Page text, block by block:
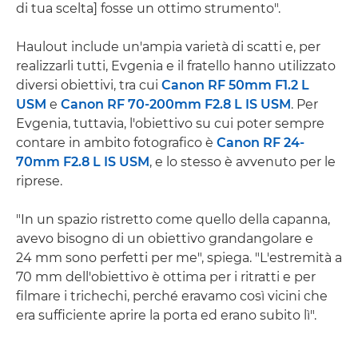
di tua scelta] fosse un ottimo strumento".
Haulout include un'ampia varietà di scatti e, per
realizzarli tutti, Evgenia e il fratello hanno utilizzato
diversi obiettivi, tra cui Canon RF 50mm F1.2 L
USM e Canon RF 70-200mm F2.8 L IS USM . Per
Evgenia, tuttavia, l'obiettivo su cui poter sempre
contare in ambito fotografico è Canon RF 24-
70mm F2.8 L IS USM , e lo stesso è avvenuto per le
riprese.
"In un spazio ristretto come quello della capanna,
avevo bisogno di un obiettivo grandangolare e
24 mm sono perfetti per me", spiega. "L'estremità a
70 mm dell'obiettivo è ottima per i ritratti e per
filmare i trichechi, perché eravamo così vicini che
era sufficiente aprire la porta ed erano subito lì".